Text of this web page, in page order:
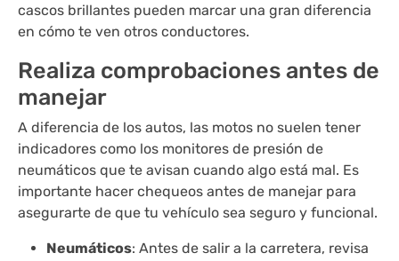
cascos brillantes pueden marcar una gran diferencia
en cómo te ven otros conductores.
Realiza comprobaciones antes de
manejar
A diferencia de los autos, las motos no suelen tener
indicadores como los monitores de presión de
neumáticos que te avisan cuando algo está mal. Es
importante hacer chequeos antes de manejar para
asegurarte de que tu vehículo sea seguro y funcional.
Neumáticos: Antes de salir a la carretera, revisa